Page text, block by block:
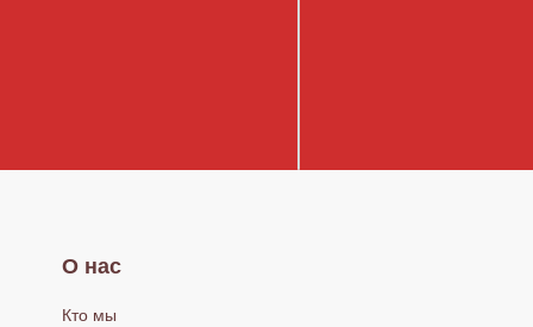
О нас
Кто мы